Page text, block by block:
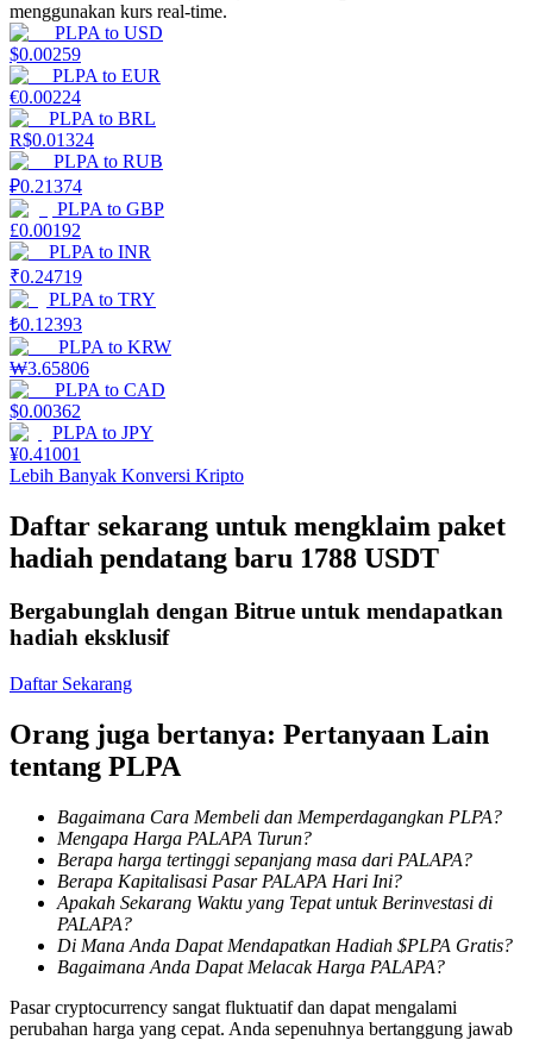
Menghasilkan
Babi Kekuatan
Dapatkan imbalan kompetitif setiap hari
Mempertaruhkan
Launchpool
Staking fleksibel untuk mendapatkan token populer
menggunakan kurs real-time.
PLPAto USD
$0.00259
PLPAto EUR
€0.00224
PLPAto BRL
R$0.01324
PLPAto RUB
₽0.21374
PLPAto GBP
£0.00192
PLPAto INR
₹0.24719
PLPAto TRY
₺0.12393
PLPAto KRW
₩3.65806
PLPAto CAD
$0.00362
PLPAto JPY
¥0.41001
Lebih Banyak Konversi Kripto
Daftar sekarang untuk mengklaim paket
hadiah pendatang baru 1788 USDT
Bergabunglah dengan Bitrue untuk mendapatkan
hadiah eksklusif
Daftar Sekarang
Orang juga bertanya: Pertanyaan Lain
tentang PLPA
Bagaimana Cara Membeli dan Memperdagangkan PLPA?
Mengapa Harga PALAPA Turun?
Berapa harga tertinggi sepanjang masa dari PALAPA?
Berapa Kapitalisasi Pasar PALAPA Hari Ini?
Apakah Sekarang Waktu yang Tepat untuk Berinvestasi di
PALAPA?
Di Mana Anda Dapat Mendapatkan Hadiah $PLPA Gratis?
Bagaimana Anda Dapat Melacak Harga PALAPA?
Pasar cryptocurrency sangat fluktuatif dan dapat mengalami
perubahan harga yang cepat. Anda sepenuhnya bertanggung jawab